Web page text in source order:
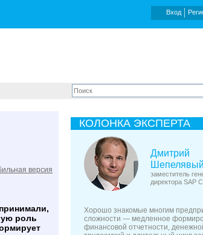
Вход
версия
роль
КОЛОНКА ЭКСПЕРТА
Дмитрий
Шепелявый
заместитель
директора SAP
Хорошо знакомые многим
сложности — медленное
финансовой отчетности,